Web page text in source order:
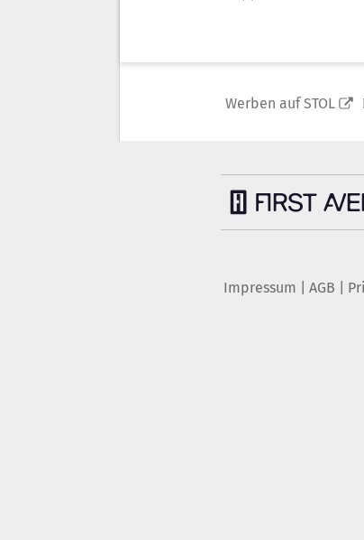
Werben auf STOL
Impressum AGB